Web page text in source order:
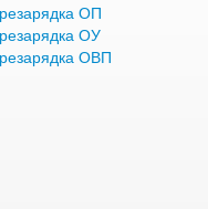
ОП
ОУ
ОВП